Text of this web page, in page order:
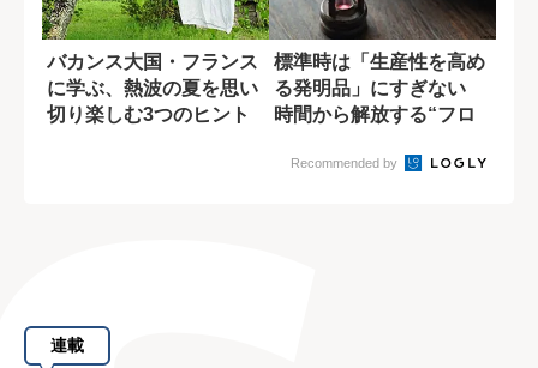
バカンス大国・フランス
に学ぶ、熱波の夏を思い
切り楽しむ3つのヒント
標準時は「生産性を高め
る発明品」にすぎない
時間から解放する“フロ
Recommended by
連載